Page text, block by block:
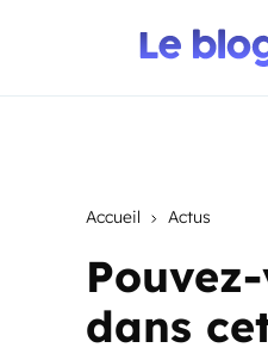
Accueil Actus
dans